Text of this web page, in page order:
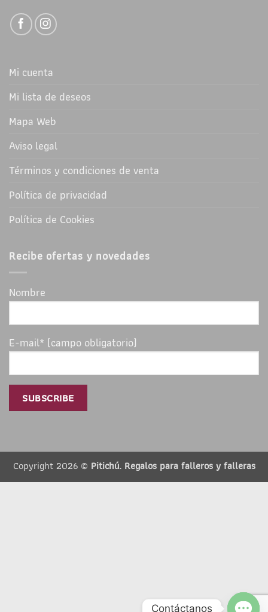
Mi cuenta
Mi lista de deseos
Mapa Web
Aviso legal
Términos y condiciones de venta
Política de privacidad
Política de Cookies
Recibe ofertas y novedades
Nombre
E-mail* (campo obligatorio)
Copyright 2026 © Pitichú. Regalos para falleros y falleras
Contáctanos